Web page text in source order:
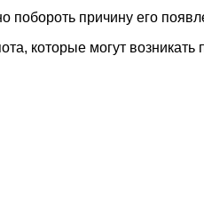
побороть причину его
которые могут